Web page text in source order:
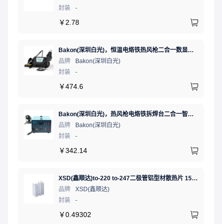
封装
-
￥ 2.78
Bakon(深圳白光)，恒温电烙铁热风枪二合一数显可调温大功率无铅拆焊台，BK881（新老款交替发货）
品牌
Bakon(深圳白光)
封装
-
￥474.6
Bakon(深圳白光)，热风枪电烙铁拆焊台二合一智能双数显可调恒温焊接台，BK701D
品牌
Bakon(深圳白光)
封装
-
￥342.14
XSD(鑫顺达)to-220 to-247二极管铝型材散热片 15.5*10.5*21 本色带针大功率电子散热器（可定制）
品牌
XSD(鑫顺达)
封装
-
￥0.49302